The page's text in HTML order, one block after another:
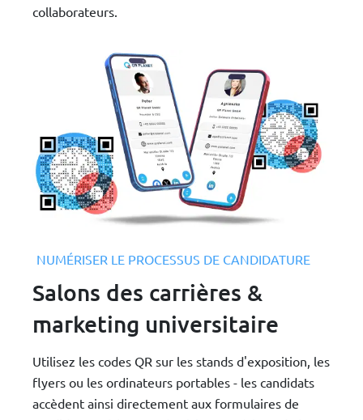
collaborateurs.
NUMÉRISER LE PROCESSUS DE CANDIDATURE
Salons des carrières &
marketing universitaire
Utilisez les codes QR sur les stands d'exposition, les
flyers ou les ordinateurs portables - les candidats
accèdent ainsi directement aux formulaires de